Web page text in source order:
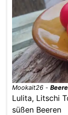
Mookait26 -
Lulita, Litschi
süßen Beeren